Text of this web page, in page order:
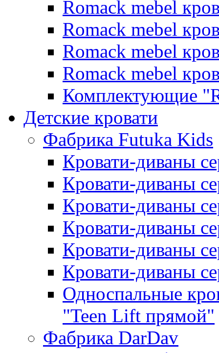
Romack mebel
Romack mebel
Romack mebel
Romack mebel
Комплектующие
Детские кровати
Фабрика Futuka Kids
Кровати-диваны
Кровати-диваны
Кровати-диваны
Кровати-диваны
Кровати-диваны
Кровати-диваны
Односпальные
"Teen Lift прямой"
Фабрика DarDav